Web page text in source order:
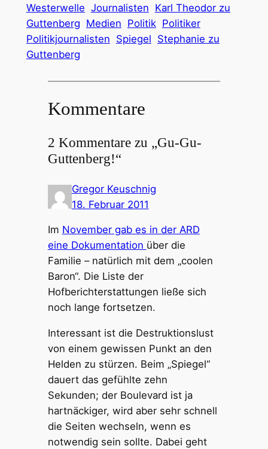
Westerwelle Journalisten Karl Theodor zu
Guttenberg Medien Politik Politiker
Politikjournalisten Spiegel Stephanie zu
Guttenberg
Kommentare
2 Kommentare zu „Gu-Gu-
Guttenberg!“
Gregor Keuschnig
18. Februar 2011
Im November gab es in der ARD
eine Dokumentation über die
Familie – natürlich mit dem „coolen
Baron“. Die Liste der
Hofberichterstattungen ließe sich
noch lange fortsetzen.
Interessant ist die Destruktionslust
von einem gewissen Punkt an den
Helden zu stürzen. Beim „Spiegel“
dauert das gefühlte zehn
Sekunden; der Boulevard ist ja
hartnäckiger, wird aber sehr schnell
die Seiten wechseln, wenn es
notwendig sein sollte. Dabei geht